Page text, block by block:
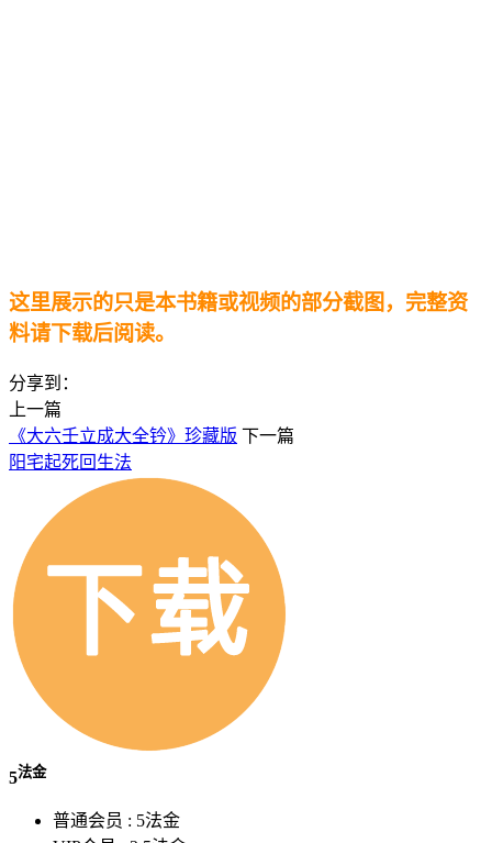
这里展示的只是本书籍或视频的部分截图，完整资
料请下载后阅读。
分享到：
上一篇
《大六壬立成大全钤》珍藏版 下一篇
阳宅起死回生法
5法金
普通会员 : 5法金